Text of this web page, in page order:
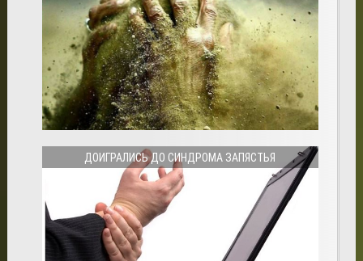
ДОИГРАЛИСЬ ДО СИНДРОМА ЗАПЯСТЬЯ